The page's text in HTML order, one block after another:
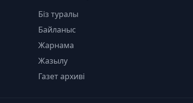
Біз туралы
Байланыс
Жарнама
Жазылу
Газет архиві